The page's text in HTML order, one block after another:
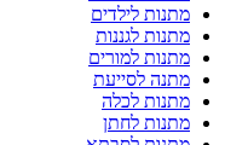
מתנות לילדים
מתנות לגננות
מתנות למורים
מתנה לסייעת
מתנות לכלה
מתנות לחתן